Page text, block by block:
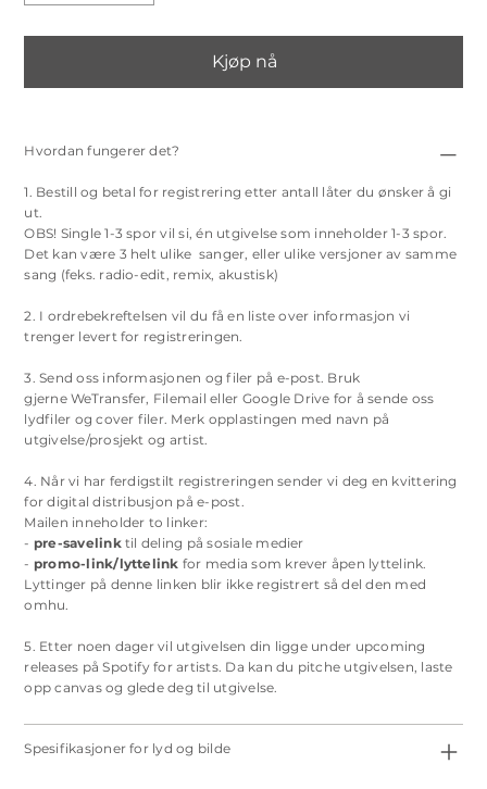
Kjøp nå
Hvordan fungerer det?
1. Bestill og betal for registrering etter antall låter du ønsker å gi
ut.
OBS! Single 1-3 spor vil si, én utgivelse som inneholder 1-3 spor.
Det kan være 3 helt ulike sanger, eller ulike versjoner av samme
sang (feks. radio-edit, remix, akustisk)
2. I ordrebekreftelsen vil du få en liste over informasjon vi
trenger levert for registreringen.
3. Send oss informasjonen og filer på e-post. Bruk
gjerneWeTransfer, Filemaileller Google Drive for å sende oss
lydfiler og cover filer. Merk opplastingen med navn på
utgivelse/prosjekt og artist.
4. Når vi har ferdigstilt registreringen sender vi deg en kvittering
for digital distribusjon på e-post.
Mailen inneholder to linker:
- pre-savelinktil deling på sosiale medier
- promo-link/lyttelink for media som krever åpen lyttelink.
Lyttinger på denne linken blir ikke registrert så del den med
omhu.
5. Etter noen dager vil utgivelsen din ligge under upcoming
releases på Spotify for artists. Da kan du pitche utgivelsen, laste
opp canvas og glede deg til utgivelse.
Spesifikasjoner for lyd og bilde